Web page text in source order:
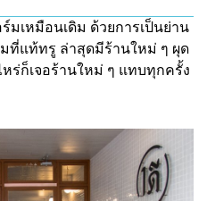
มเหมือนเดิม ด้วยการเป็นย่าน
ที่แท้ทรู ล่าสุดมีร้านใหม่ ๆ ผุด
ร่ก็เจอร้านใหม่ ๆ แทบทุกครั้ง